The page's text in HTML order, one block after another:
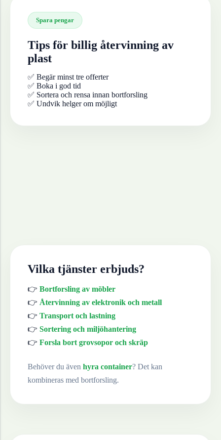
Spara pengar
Tips för billig återvinning av
plast
✅ Begär minst tre offerter
✅ Boka i god tid
✅ Sortera och rensa innan bortforsling
✅ Undvik helger om möjligt
Vilka tjänster erbjuds?
👉 Bortforsling av möbler
👉 Återvinning av elektronik och metall
👉 Transport och lastning
👉 Sortering och miljöhantering
👉 Forsla bort grovsopor och skräp
Behöver du även hyra container? Det kan
kombineras med bortforsling.